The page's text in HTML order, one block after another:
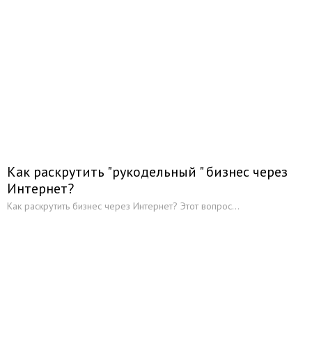
Как раскрутить "рукодельный " бизнес через
Интернет?
Как раскрутить бизнес через Интернет? Этот вопрос...